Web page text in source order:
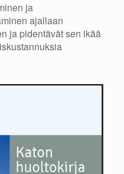
ja
ajallaan
ja pidentävät sen ikää